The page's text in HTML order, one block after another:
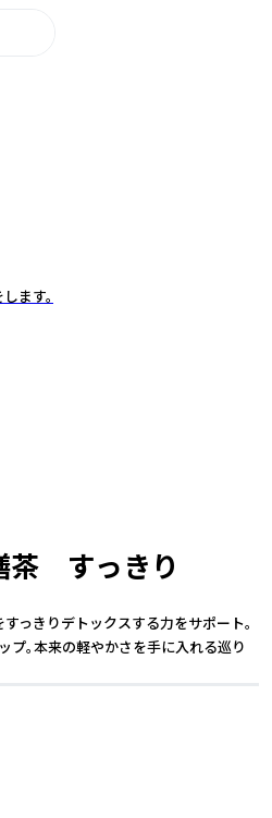
ます。
茶 すっきり
っきりデトックスする力をサポート。
。本来の軽やかさを手に入れる巡り